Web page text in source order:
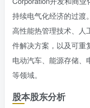
持续电气化经济的过渡
高性能热管理技术、人
件解决方案，以及可重
电动汽车、能源存储、
等领域。
股本股东分析